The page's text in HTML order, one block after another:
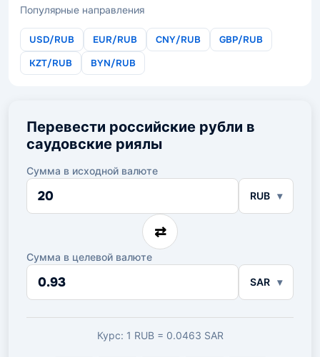
Популярные направления
USD/RUB EUR/RUB CNY/RUB
GBP/RUB
KZT/RUB
BYN/RUB
Перевести российские рубли в
саудовские риялы
Сумма в исходной валюте
Сумма
исходной
RUB
⇄
Сумма в целевой валюте
Сумма
целевой
валюте
SAR
Курс: 1 RUB = 0.0463 SAR